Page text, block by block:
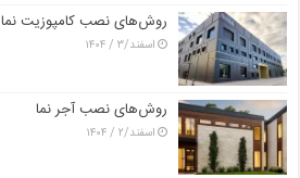
روش‌های نصب کامپوزیت نما
اسفند/۳ / ۱۴۰۴
روش‌های نصب آجر نما
اسفند/۲ / ۱۴۰۴